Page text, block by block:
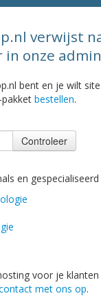
verwijst
in onze
bent en je wilt
bestellen.
Controleer
en gespecialiseerd
voor je
met ons op.